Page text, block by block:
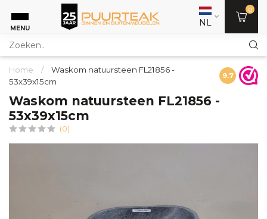
MENU NL
0
Home /
Waskom natuursteen FL21856 -
53x39x15cm
9.7
Waskom natuursteen FL21856 -
53x39x15cm
(0)